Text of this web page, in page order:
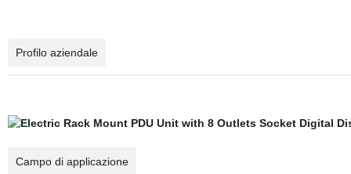
Profilo aziendale
Campo di applicazione